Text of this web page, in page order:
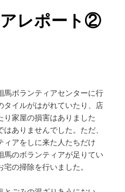
ゲ
レポート②
馬ボランティアセンターに行
タイルがはがれていたり、店
家屋の損害はありました
ありませんでした。ただ、
アをしに来た人たちだけ
のボランティアが足りてい
の掃除を行いました。